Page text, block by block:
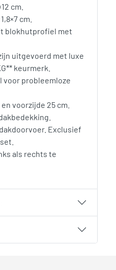
cm.
cm.
blokhutprofiel met
uitgevoerd met luxe
keurmerk.
voor probleemloze
voorzijde 25 cm.
Exclusief
als rechts te